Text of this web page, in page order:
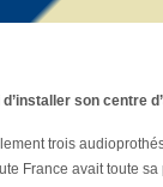
son centre
trois
France avait toute